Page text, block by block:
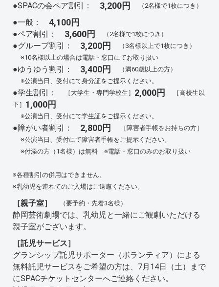
●SPACの会ペア割引： 3,200円 （2名様で1枚につき）
●一般： 4,100円
●ペア割引： 3,600円 （2名様で1枚につき）
●グループ割引： 3,200円
（3名様以上で1枚につき）
※10名様以上の場合は電話・窓口にてお取り扱い
●ゆうゆう割引： 3,400円
（満60歳以上の方）
※公演当日、受付にて身分証をご提示ください。
●学生割引： ［大学生・専門学校生］ 2,000円
［高校生以
下］ 1,000円
※公演当日、受付にて学生証をご提示ください。
●障がい者割引： 2,800円
［障害者手帳をお持ちの方］
※公演当日、受付にて障害者手帳をご提示ください。
※付添の方（1名様）は無料 ※電話・窓口のみのお取り扱い
※各種割引の併用はできません。
※乳幼児を連れてのご入場はご遠慮ください。
［親子室］ （要予約・先着3名様）
静岡芸術劇場では、乳幼児と一緒にご観劇いただける
親子室がございます。
［託児サービス］
グランシップ託児サポーター（ボランティア）による
無料託児サービスをご希望の方は、7月14日（土）まで
にSPACチケットセンターへご連絡ください。